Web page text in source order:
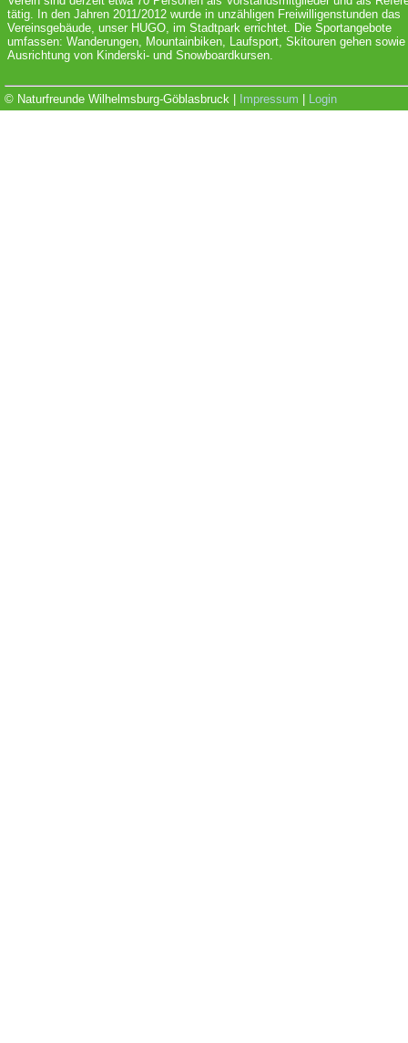
tätig. In den Jahren 2011/2012 wurde in unzähligen Freiwilligenstunden das
Vereinsgebäude, unser HUGO, im Stadtpark errichtet. Die Sportangebote
umfassen: Wanderungen, Mountainbiken, Laufsport, Skitouren gehen sowie
Ausrichtung von Kinderski- und Snowboardkursen.
© Naturfreunde Wilhelmsburg-Göblasbruck | Impressum Login